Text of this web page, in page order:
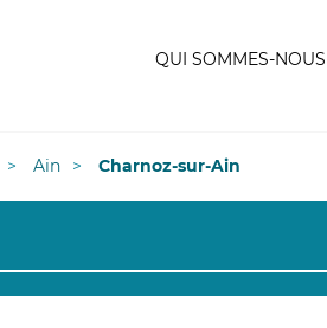
QUI SOMMES-
Ain Charnoz-sur-Ain